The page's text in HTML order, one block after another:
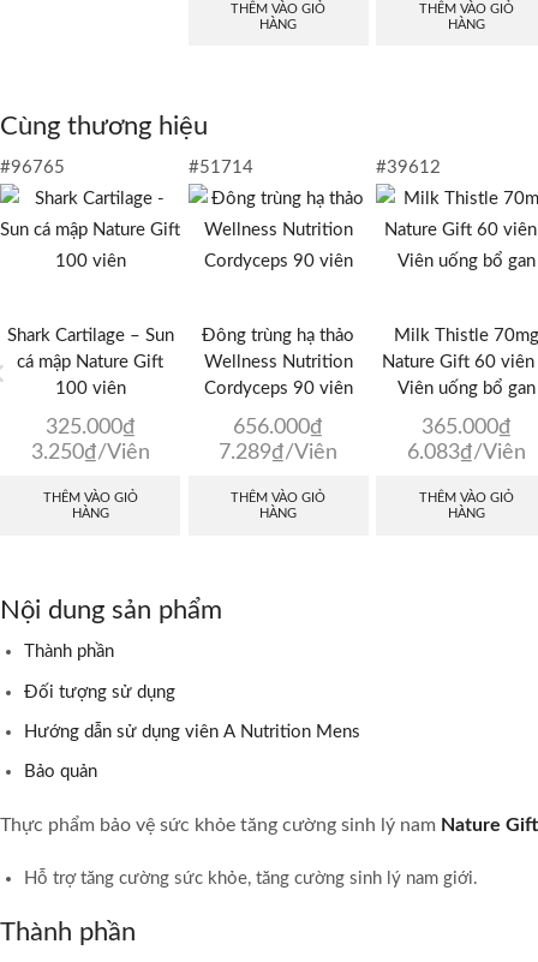
THÊM VÀO GIỎ
HÀNG
THÊM VÀO GIỎ
HÀNG
Cùng thương hiệu
#96765
Shark Cartilage – Sun
cá mập Nature Gift
100 viên
325.000₫
3.250₫/Viên
THÊM VÀO GIỎ
HÀNG
#51714
Đông trùng hạ thảo
Wellness Nutrition
Cordyceps 90 viên
656.000₫
7.289₫/Viên
THÊM VÀO GIỎ
HÀNG
#39612
Milk Thistle 70mg
Nature Gift 60 viên
Viên uống bổ gan
365.000₫
6.083₫/Viên
THÊM VÀO GIỎ
HÀNG
Nội dung sản phẩm
Thành phần
Đối tượng sử dụng
Hướng dẫn sử dụng viên A Nutrition Mens
Bảo quản
Thực phẩm bảo vệ sức khỏe tăng cường sinh lý nam Nature
Hỗ trợ tăng cường sức khỏe, tăng cường sinh lý nam giới.
Thành phần